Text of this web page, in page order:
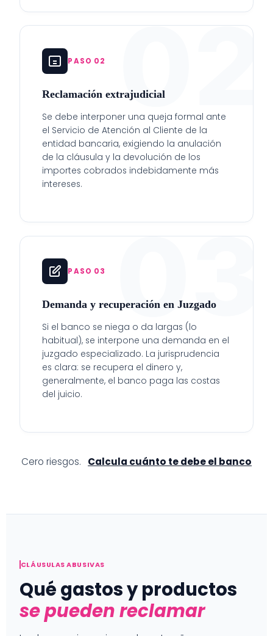
02
PASO 02
Reclamación extrajudicial
Se debe interponer una queja formal ante
el Servicio de Atención al Cliente de la
entidad bancaria, exigiendo la anulación
de la cláusula y la devolución de los
importes cobrados indebidamente más
intereses.
03
PASO 03
Demanda y recuperación en Juzgado
Si el banco se niega o da largas (lo
habitual), se interpone una demanda en el
juzgado especializado. La jurisprudencia
es clara: se recupera el dinero y,
generalmente, el banco paga las costas
del juicio.
Cero riesgos. Calcula cuánto te debe el banco
CLÁUSULAS ABUSIVAS
Qué gastos y productos
se pueden reclamar